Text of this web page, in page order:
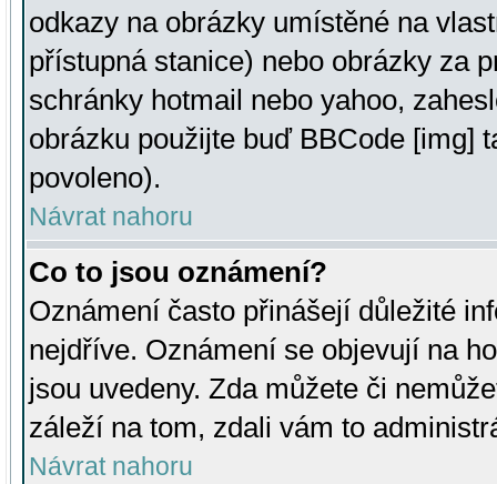
odkazy na obrázky umístěné na
přístupná stanice) nebo obrázky za
schránky hotmail nebo yahoo,
obrázku použijte buď BBCode [img]
povoleno).
Návrat nahoru
Co to jsou oznámení?
Oznámení často přinášejí důležité
nejdříve. Oznámení se objevují na
jsou uvedeny. Zda můžete či
záleží na tom, zdali vám to
Návrat nahoru